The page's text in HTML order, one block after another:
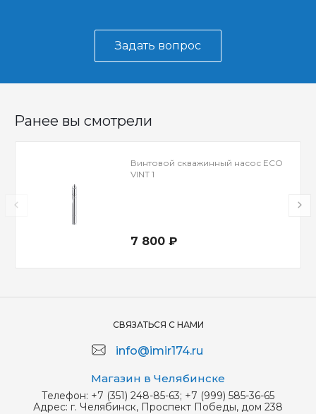
Задать вопрос
Ранее вы смотрели
Винтовой скважинный насос ECO
VINT 1
7 800 ₽
СВЯЗАТЬСЯ С НАМИ
info@imir174.ru
Магазин в Челябинске
Телефон: +7 (351) 248-85-63; +7 (999) 585-36-65
Адрес: г. Челябинск, Проспект Победы, дом 238